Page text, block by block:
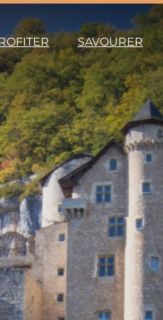
barre de navigation du
SAVOURER